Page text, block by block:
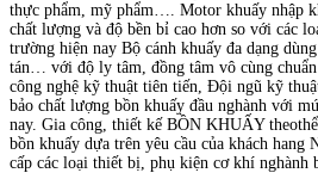
thực phẩm, mỹ phẩm…. Motor khuấy nhập
chất lượng và độ bền bỉ cao hơn so với các
trường hiện nay Bộ cánh khuấy đa dạng
tán… với độ ly tâm, đồng tâm vô cùng
công nghệ kỹ thuật tiên tiến, Đội ngũ kỹ
bảo chất lượng bồn khuấy đầu nghành với
nay. Gia công, thiết kế BỒN KHUẤY
bồn khuấy dựa trên yêu cầu của khách hang
cấp các loại thiết bị, phụ kiện cơ khí nghành